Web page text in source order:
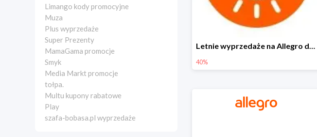
Limango kody promocyjne
Muza
Plus wyprzedaże
Super Prezenty
MamaGama promocje
Smyk
Media Markt promocje
tołpa.
Multu kupony rabatowe
Play
szafa-bobasa.pl wyprzedaże
Letnie wyprzedaże na Allegro do -40%
40%